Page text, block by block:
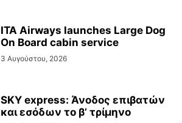
ITA Airways launches Large Dog
On Board cabin service
3 Αυγούστου, 2026
SKY express: Άνοδος επιβατών
και εσόδων το β’ τρίμηνο